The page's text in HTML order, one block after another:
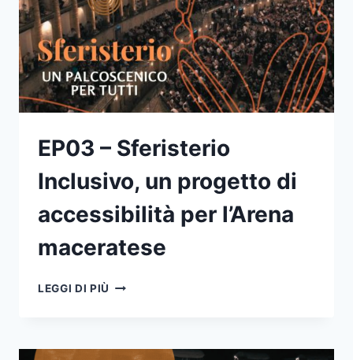
EP03 – Sferisterio
Inclusivo, un progetto di
accessibilità per l’Arena
maceratese
LEGGI DI PIÙ EP03
UN